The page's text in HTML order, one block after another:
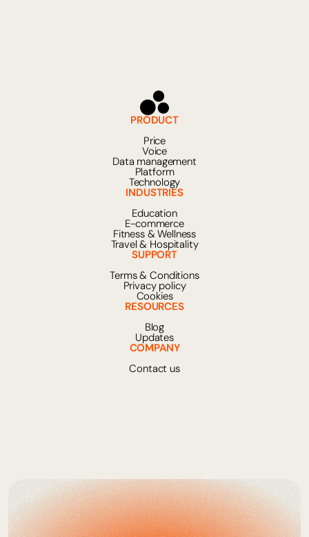
PRODUCT
Price
Voice
Data management
Platform
Technology
INDUSTRIES
Education
E-commerce
Fitness & Wellness
Travel & Hospitality
SUPPORT
Terms & Conditions
Privacy policy
Cookies
RESOURCES
Blog
Updates
COMPANY
Contact us